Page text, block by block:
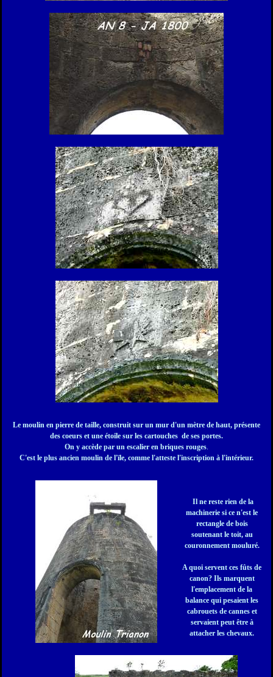
Le moulin en pierre de taille, construit sur un mur d'un mètre de haut, présente
des coeurs et une étoile sur les cartouches de ses portes.
On y accède par un escalier en briques rouges.
C'est le plus ancien moulin de l'ïle, comme l'atteste l'inscription à l'intérieur.
Il ne reste rien de la
machinerie si ce n'est le
rectangle de bois
soutenant le toit, au
couronnement mouluré.
A quoi servent ces fûts de
canon? Ils marquent
l'emplacement de la
balance qui pesaient les
cabrouets de cannes et
servaient peut être à
attacher les chevaux.